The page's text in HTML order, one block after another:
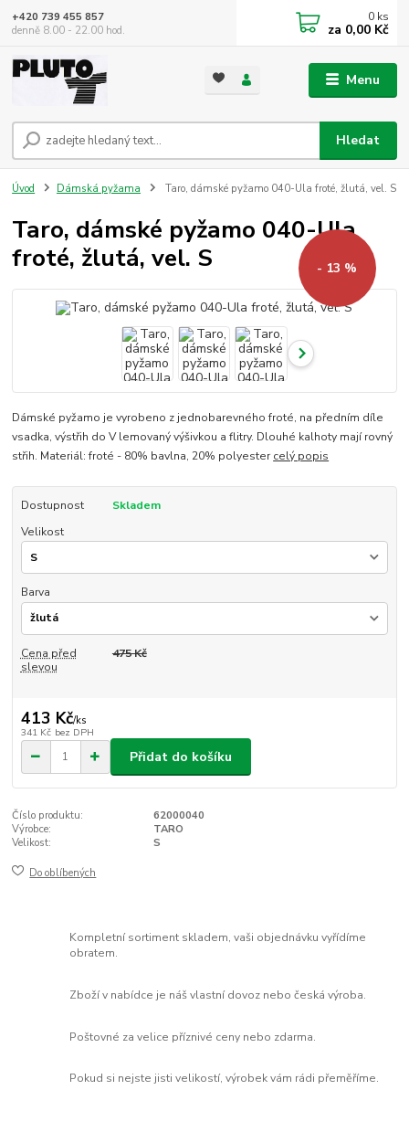
Menu
Hledat
+420 739 455 857
denně 8.00 - 22.00 hod.
0 ks
za 0,00 Kč
Úvod Dámská pyžama Taro, dámské pyžamo 040-Ula froté, žlutá, vel. S
Taro, dámské pyžamo 040-Ula
froté, žlutá, vel. S
- 13 %
Dámské pyžamo je vyrobeno z jednobarevného froté, na předním díle
vsadka, výstřih do V lemovaný výšivkou a flitry. Dlouhé kalhoty mají rovný
střih. Materiál: froté - 80% bavlna, 20% polyestercelý popis
Dostupnost
Skladem
Velikost
Barva
Cena před
slevou
475 Kč
413 Kč/ks
341 Kč bez DPH
Přidat do košíku
Číslo produktu:
62000040
Výrobce:
TARO
Velikost:
S
Do oblíbených
Kompletní sortiment skladem, vaši objednávku vyřídíme
obratem.
Zboží v nabídce je náš vlastní dovoz nebo česká výroba.
Poštovné za velice příznivé ceny nebo zdarma.
Pokud si nejste jisti velikostí, výrobek vám rádi přeměříme.